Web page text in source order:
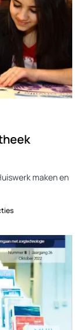
maken en